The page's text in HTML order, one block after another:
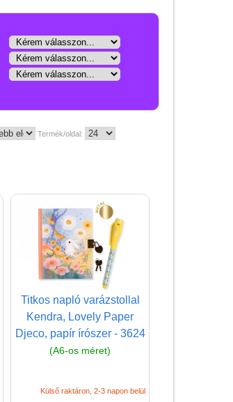
Termék/oldal:
Titkos napló varázstollal
Kendra, Lovely Paper
Djeco, papír írószer - 3624
(A6-os méret)
Külső raktáron, 2-3 napon belül
Gyerekszoba
Intelligens gyurma
Kerti játékok
Papír írószer, kreatív
eszközök, rajzeszközök
Arcfestés
gyerekeknek
Akvarell ceruza
Ceruza, toll, radír,
kiegészítők
Dekor ragasztószalag
Filctoll